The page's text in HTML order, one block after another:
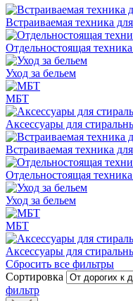
Встраиваемая техника
Отдельностоящая
Уход за бельем
МБТ
Аксессуары для
Встраиваемая техника
Отдельностоящая
Уход за бельем
МБТ
Аксессуары для
Сбросить все фильтры
Сортировка
фильтр